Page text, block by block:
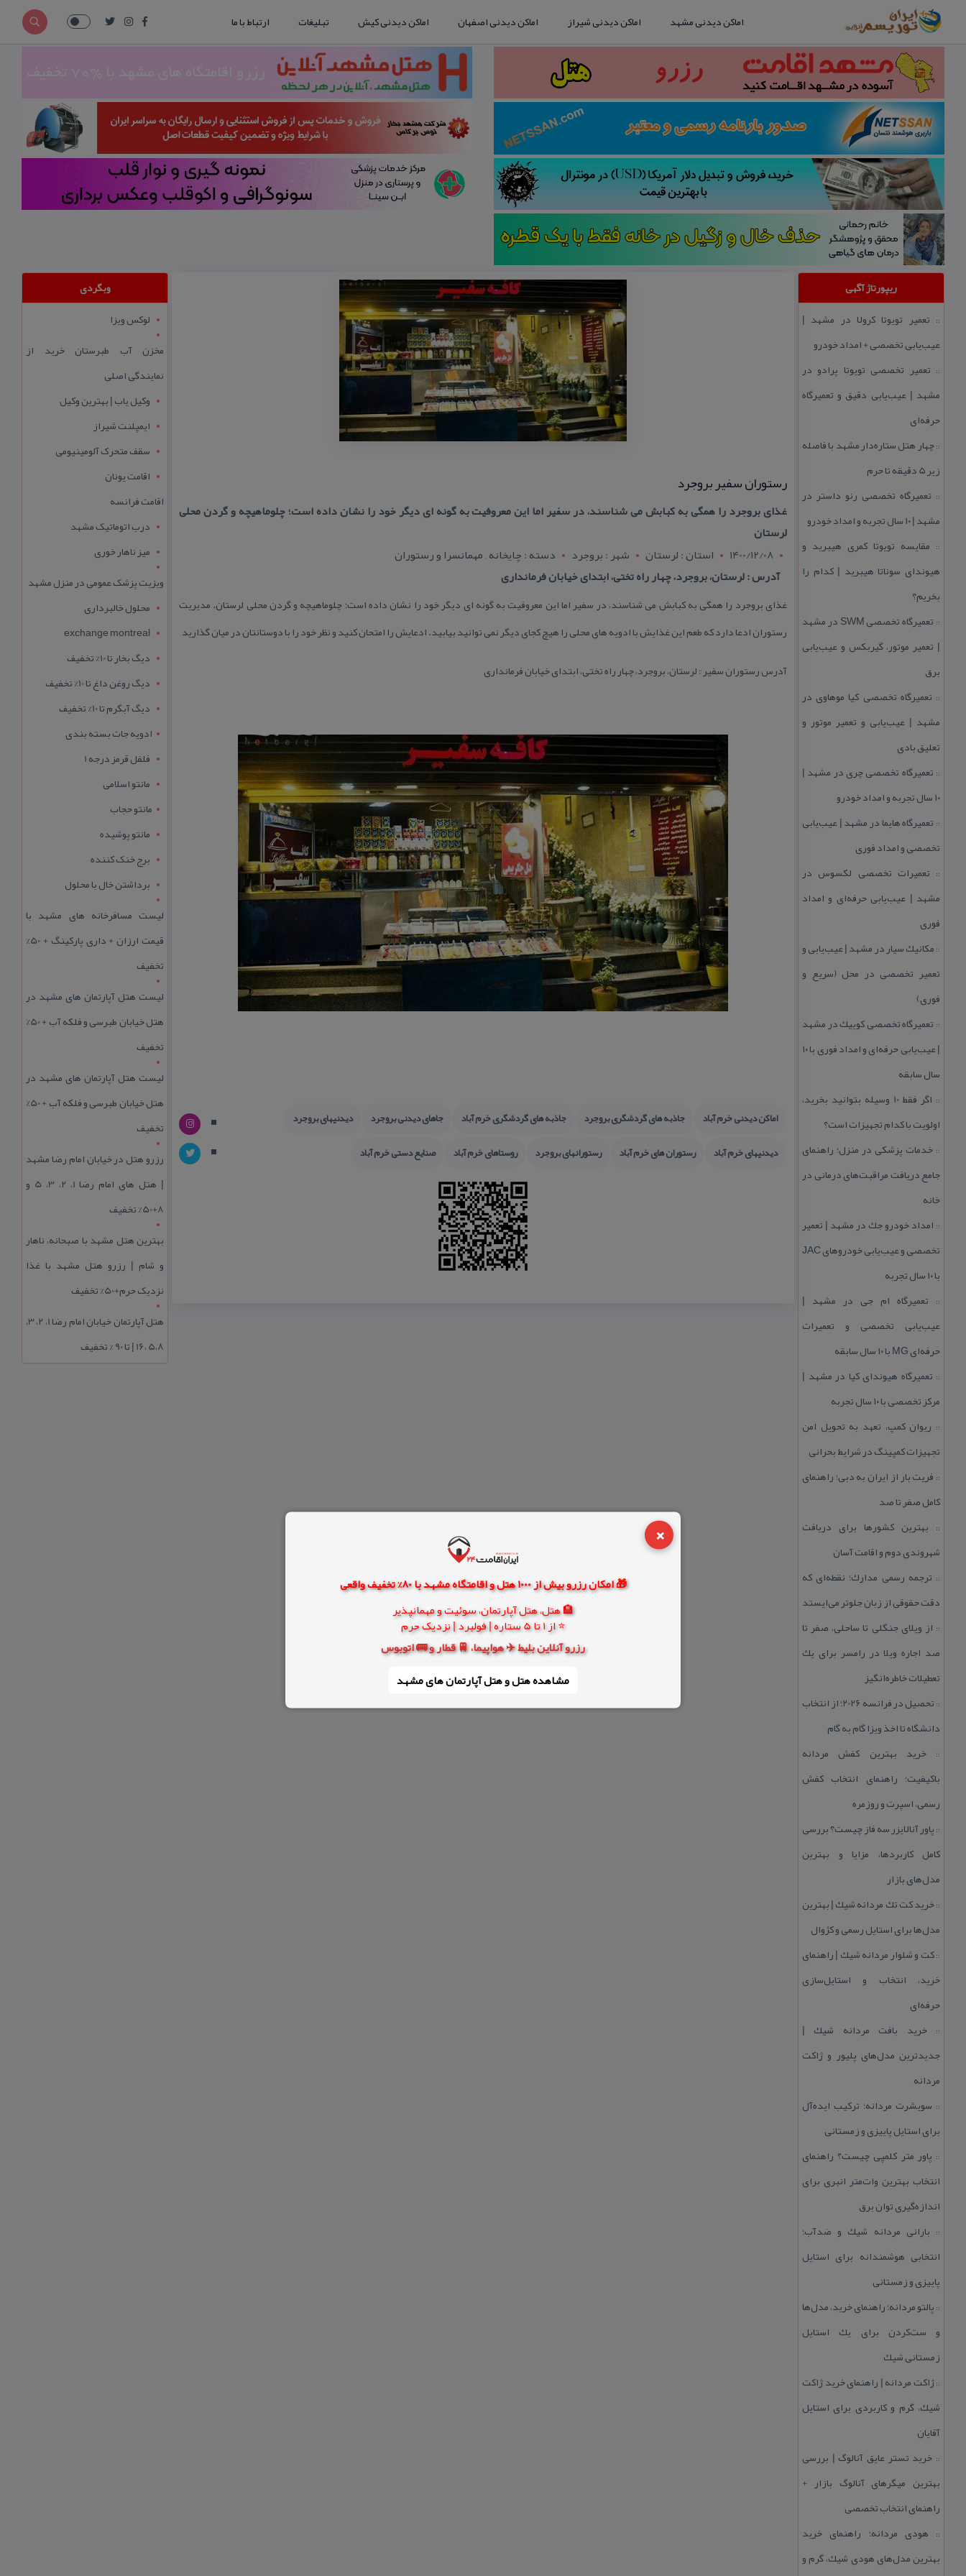
×
🎁 امکان رزرو بیش از 1000 هتل و اقامتگاه مشهد با 80% تخفیف واقعی
🏨 هتل، هتل آپارتمان، سوئیت و مهمانپذیر
⭐ از 1 تا 5 ستاره | فولبرد | نزدیک حرم
رزرو آنلاین بلیط ✈️ هواپیما، 🚆 قطار و 🚌 اتوبوس
مشاهده هتل و هتل‌ آپارتمان های مشهد
اماکن دیدنی مشهد اماکن دیدنی شیراز اماکن دیدنی اصفهان اماکن دیدنی کیش تبلیغات ارتباط با ما
ریپورتاژ آگهی
:: تعمیر تویوتا كرولا در مشهد |
عیب‌یابی تخصصی + امداد خودرو
:: تعمیر تخصصی تویوتا پرادو در
مشهد | عیب‌یابی دقیق و تعمیرگاه
حرفه‌ای
::چهار هتل‌ ستاره‌دار مشهد با فاصله
زیر 5 دقیقه تا حرم
:: تعمیرگاه تخصصی رنو داستر در
مشهد | ۱۰ سال تجربه و امداد خودرو
:: مقایسه تویوتا كمری هیبرید و
هیوندای سوناتا هیبرید | كدام را
بخریم؟
::
تعمیرگاه تخصصی SWM در مشهد
| تعمیر موتور، گیربكس و عیب‌یابی
برق
:: تعمیرگاه تخصصی كیا موهاوی در
مشهد | عیب‌یابی و تعمیر موتور و
تعلیق بادی
:: تعمیرگاه تخصصی چری در مشهد |
۱۰ سال تجربه و امداد خودرو
:: تعمیرگاه هایما در مشهد | عیب‌یابی
تخصصی و امداد فوری
:: تعمیرات تخصصی لكسوس در
مشهد | عیب‌یابی حرفه‌ای و امداد
فوری
:: مكانیك سیار در مشهد | عیب‌یابی و
تعمیر تخصصی در محل (سریع و
فوری)
:: تعمیرگاه تخصصی كوییك در مشهد
| عیب‌یابی حرفه‌ای و امداد فوری با ۱۰
سال سابقه
::
اگر فقط 10 وسیله بتوانید بخرید،
اولویت با كدام تجهیزات است؟
:: خدمات پزشكی در منزل؛ راهنمای
جامع دریافت مراقبت‌های درمانی در
خانه
:: امداد خودرو جك در مشهد | تعمیر
تخصصی و عیب‌یابی خودروهای JAC
با ۱۰ سال تجربه
:: تعمیرگاه ام جی در مشهد |
عیب‌یابی تخصصی و تعمیرات
حرفه‌ای MG با ۱۰ سال سابقه
:: تعمیرگاه هیوندای كیا در مشهد |
مركز تخصصی با ۱۰ سال تجربه
:: ریوان كمپ، تعهد به تحویل امن
تجهیزات كمپینگ در شرایط بحرانی
:: فریت بار از ایران به دبی؛ راهنمای
كامل صفر تا صد
:: بهترین كشورها برای دریافت
شهروندی دوم و اقامت آسان
:: ترجمه رسمی مدارك؛ نقطه‌ای كه
دقت حقوقی از زبان جلوتر می‌ایستد
:: از ویلای جنگلی تا ساحلی، صفر تا
صد اجاره ویلا در رامسر برای یك
تعطیلات خاطره‌انگیز
::
تحصیل در فرانسه 2026؛ از انتخاب
دانشگاه تا اخذ ویزا گام به گام
::خرید بهترین كفش مردانه
باكیفیت؛ راهنمای انتخاب كفش
رسمی، اسپرت و روزمره
:: پاور آنالایزر سه فاز چیست؟ بررسی
كامل كاربردها، مزایا و بهترین
مدل‌های بازار
::خرید كت تك مردانه شیك | بهترین
مدل‌ها برای استایل رسمی و كژوال
::كت و شلوار مردانه شیك | راهنمای
خرید، انتخاب و استایل‌سازی
حرفه‌ای
::خرید بافت مردانه شیك |
جدیدترین مدل‌های پلیور و ژاكت
مردانه
:: سویشرت مردانه؛ تركیب ایده‌آل
برای استایل پاییزی و زمستانی
:: پاور متر كلمپی چیست؟ راهنمای
انتخاب بهترین وات‌متر انبری برای
اندازه‌گیری توان برق
:: بارانی مردانه شیك و ضدآب؛
انتخابی هوشمندانه برای استایل
پاییزی و زمستانی
:: پالتو مردانه؛ راهنمای خرید، مدل‌ها
و ست‌كردن برای یك استایل
زمستانی شیك
::ژاكت مردانه | راهنمای خرید ژاكت
شیك، گرم و كاربردی برای استایل
آقایان
:: خرید تستر عایق آنالوگ | بررسی
بهترین میگرهای آنالوگ بازار +
راهنمای انتخاب تخصصی
:: هودی مردانه؛ راهنمای خرید
بهترین مدل‌های هودی شیك، گرم و
رستوران سفیر بروجرد
غذای بروجرد را همگی به كبابش می شناسند، در سفیر اما این معروفیت به گونه ای دیگر خود را نشان داده است؛ چلوماهیچه و گردن محلی
لرستان
1400/12/08
استان : لرستان شهر : بروجرد
دسته : چایخانه , مهمانسرا و رستوران
آدرس : لرستان، بروجرد، چهار راه تختی، ابتدای خیابان فرمانداری
غذای بروجرد را همگی به كبابش می شناسند، در سفیر اما این معروفیت به گونه ای دیگر خود را نشان داده است؛ چلوماهیچه و گردن محلی لرستان. مدیریت
رستوران ادعا دارد كه طعم این غذایش با ادویه های محلی را هیچ كجای دیگر نمی توانید بیابید. ادعایش را امتحان كنید و نظر خود را با دوستانتان در میان گذارید
آدرس رستوران سفیر : لرستان، بروجرد، چهار راه تختی، ابتدای خیابان فرمانداری
اماكن دیدنی خرم آباد جاذبه های گردشگری بروجرد جاذبه های گردشگری خرم آباد جاهای دیدنی بروجرد
دیدنیهای بروجرد
دیدنیهای خرم آباد
رستوران های خرم آباد رستورانهای بروجرد روستاهای خرم آباد صنایع دستی خرم آباد
وبگردی
لوکس ویزا
مخزن آب طبرستان خرید از
نمایندگی اصلی
وکیل یاب | بهترین وکیل
ایمپلنت شیراز
سقف متحرک آلومینیومی
اقامت یونان
اقامت فرانسه
درب اتوماتیک مشهد
میز ناهار خوری
ویزیت پزشک عمومی در منزل مشهد
محلول خالبرداری
exchange montreal
دیگ بخار تا 10% تخفیف
دیگ روغن داغ تا 10% تخفیف
دیگ آبگرم تا 10% تخفیف
ادویه جات بسته بندی
فلفل قرمز درجه 1
مانتو اسلامی
مانتو حجاب
مانتو پوشیده
برج خنک کننده
برداشتن خال با محلول
لیست مسافرخانه های مشهد با
قیمت ارزان + داری پارکینگ + 50%
تخفیف
لیست هتل آپارتمان های مشهد در
هتل خیابان طبرسی و فلکه آب + 50%
تخفیف
لیست هتل آپارتمان های مشهد در
هتل خیابان طبرسی و فلکه آب + 50%
تخفیف
رزرو هتل در خیابان امام رضا مشهد
| هتل‌ های امام رضا 1، 2، 3، 5 و
8+50% تخفیف
بهترین هتل مشهد با صبحانه، ناهار
و شام | رزرو هتل مشهد با غذا
نزدیک حرم+50% تخفیف
هتل آپارتمان خیابان امام رضا 1، 2، 3،
5،8 ،16 | تا 90 % تخفیف